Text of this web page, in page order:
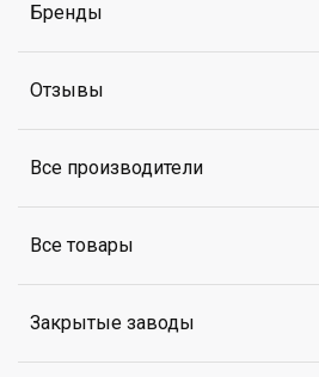
Бренды
Отзывы
Все производители
Все товары
Закрытые заводы